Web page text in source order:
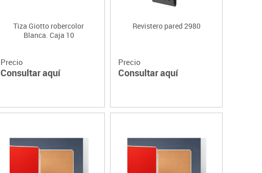
Tiza Giotto robercolor
Blanca. Caja 10
Precio
Consultar aquí
Revistero pared 2980
Precio
Consultar aquí